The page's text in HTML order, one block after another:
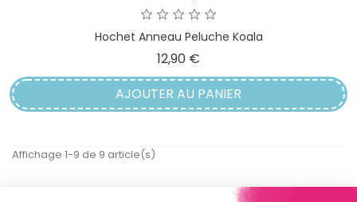
Hochet Anneau Peluche Koala
12,90 €
AJOUTER AU PANIER
Affichage 1-9 de 9 article(s)